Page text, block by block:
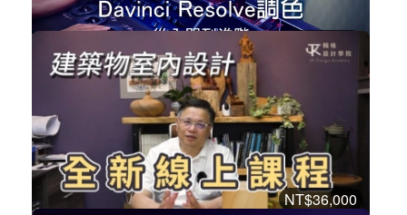
17697
NT$4,800
Davinci Resolve調色-從入門到進階
加入購物車
購買後有效期限：課程下架時
16557
NT$36,000